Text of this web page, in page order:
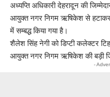
अध्यप्ति अधिकारी देहरादून की
आयुक्त नगर निगम ऋषिकेश से
में सम्बद्ध किया गया है।
शैलेश सिंह नेगी को डिप्टी कलेक्टर
आयुक्त नगर निगम ऋषिकेश की बड़ी
-